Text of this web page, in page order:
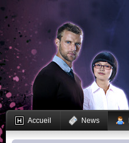
Accueil News